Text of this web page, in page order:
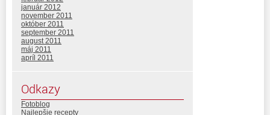
január 2012
november 2011
október 2011
september 2011
august 2011
máj 2011
apríl 2011
Odkazy
Fotoblog
Najlepšie recepty